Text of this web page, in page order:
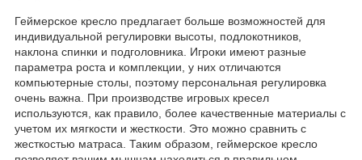
Геймерское кресло предлагает больше возможностей для
индивидуальной регулировки высоты, подлокотников,
наклона спинки и подголовника. Игроки имеют разные
параметра роста и комплекции, у них отличаются
компьютерные столы, поэтому персональная регулировка
очень важна. При производстве игровых кресел
используются, как правило, более качественные материалы с
учетом их мягкости и жесткости. Это можно сравнить с
жесткостью матраса. Таким образом, геймерское кресло